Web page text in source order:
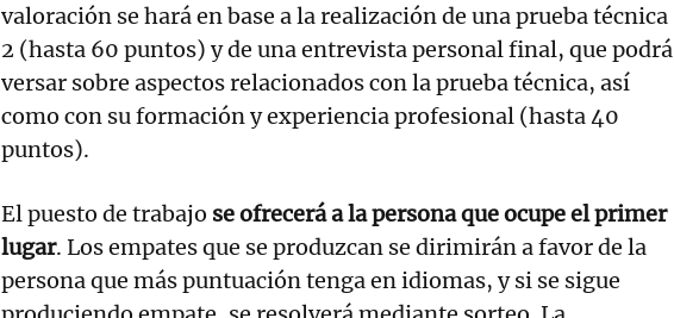
valoración se hará en base a la realización de una prueba técnica
2 (hasta 60 puntos) y de una entrevista personal final, que podrá
versar sobre aspectos relacionados con la prueba técnica, así
como con su formación y experiencia profesional (hasta 40
puntos).
El puesto de trabajo se ofrecerá a la persona que ocupe el primer
lugar. Los empates que se produzcan se dirimirán a favor de la
persona que más puntuación tenga en idiomas, y si se sigue